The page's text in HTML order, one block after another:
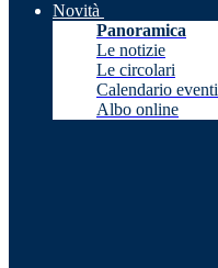
Novità
Panoramica
Le notizie
Le circolari
Calendario eventi
Albo online